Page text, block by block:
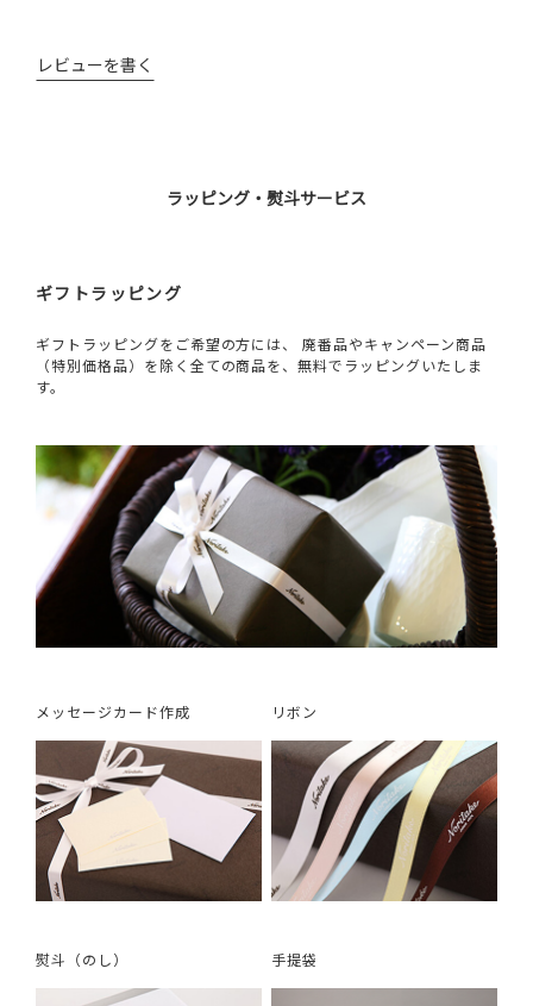
レビューを書く
ラッピング・熨斗サービス
ギフトラッピング
ギフトラッピングをご希望の方には、 廃番品やキャンペーン商品
（特別価格品）を除く全ての商品を、無料でラッピングいたしま
す。
メッセージカード作成 リボン
熨斗（のし） 手提袋